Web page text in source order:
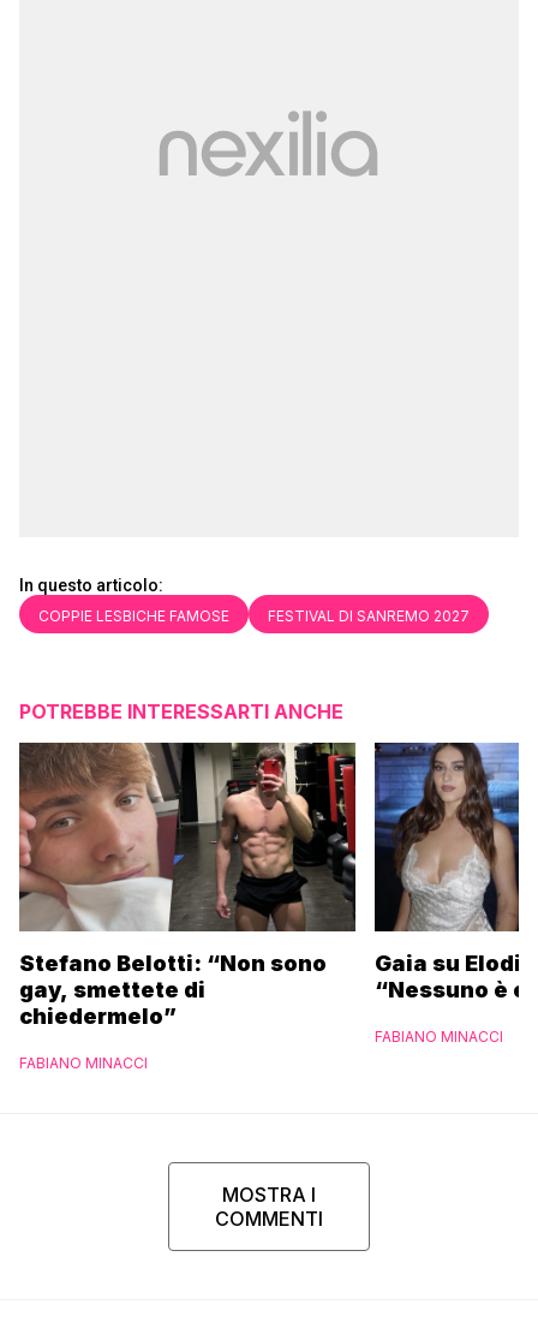
In questo articolo:
COPPIE LESBICHE FAMOSE FESTIVAL DI SANREMO 2027
POTREBBE INTERESSARTI ANCHE
Stefano Belotti: “Non sono
gay, smettete di
chiedermelo”
FABIANO MINACCI
Gaia su
“Nessuno è
FABIANO MINACCI
MOSTRA I
COMMENTI